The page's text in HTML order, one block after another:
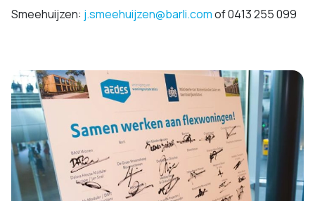
Smeehuijzen: j.smeehuijzen@barli.comof 0413 255 099